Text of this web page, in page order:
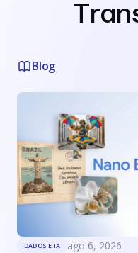
Blog
DADOS E IA ago 6, 2026